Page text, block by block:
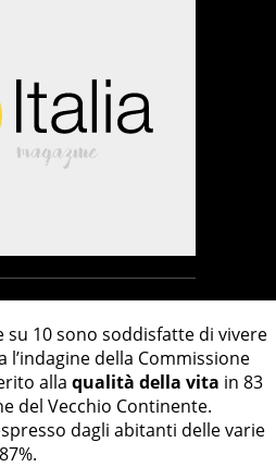
su 10 sono soddisfatte di vivere
della Commissione
alla qualità della vita in 83
del Vecchio Continente.
dagli abitanti delle varie